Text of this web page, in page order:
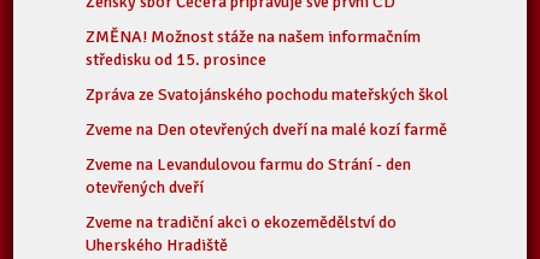
ZMĚNA! Možnost stáže na našem informačním
středisku od 15. prosince
Zpráva ze Svatojánského pochodu mateřských škol
Zveme na Den otevřených dveří na malé kozí farmě
Zveme na Levandulovou farmu do Strání - den
otevřených dveří
Zveme na tradiční akci o ekozemědělství do
Uherského Hradiště